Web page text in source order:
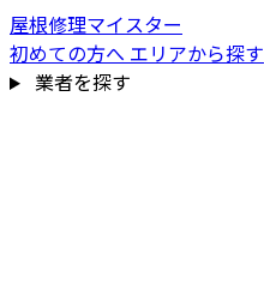
屋根修理マイスター
初めての方へ エリアから探す
業者を探す